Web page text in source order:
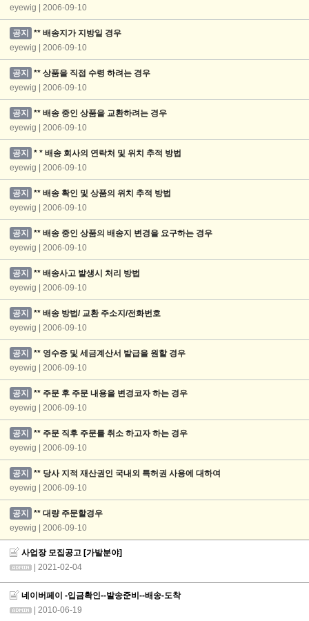
eyewig | 2006-09-10
공지 ** 배송지가 지방일 경우
eyewig | 2006-09-10
공지 ** 상품을 직접 수령 하려는 경우
eyewig | 2006-09-10
공지 ** 배송 중인 상품을 교환하려는 경우
eyewig | 2006-09-10
공지 * * 배송 회사의 연락처 및 위치 추적 방법
eyewig | 2006-09-10
공지 ** 배송 확인 및 상품의 위치 추적 방법
eyewig | 2006-09-10
공지 ** 배송 중인 상품의 배송지 변경을 요구하는 경우
eyewig | 2006-09-10
공지 ** 배송사고 발생시 처리 방법
eyewig | 2006-09-10
공지 ** 배송 방법/ 교환 주소지/전화번호
eyewig | 2006-09-10
공지 ** 영수증 및 세금계산서 발급을 원할 경우
eyewig | 2006-09-10
공지 ** 주문 후 주문 내용을 변경코자 하는 경우
eyewig | 2006-09-10
공지 ** 주문 직후 주문를 취소 하고자 하는 경우
eyewig | 2006-09-10
공지 ** 당사 지적 재산권인 국내외 특허권 사용에 대하여
eyewig | 2006-09-10
공지 ** 대량 주문할경우
eyewig | 2006-09-10
사업장 모집공고 [가발분야]
| 2021-02-04
네이버페이 -입금확인--발송준비--배송-도착
| 2010-06-19